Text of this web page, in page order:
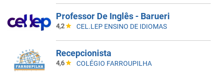
Professor De Inglês - Barueri
4,2 CEL.LEP ENSINO DE IDIOMAS
Recepcionista
4,6 COLÉGIO FARROUPILHA